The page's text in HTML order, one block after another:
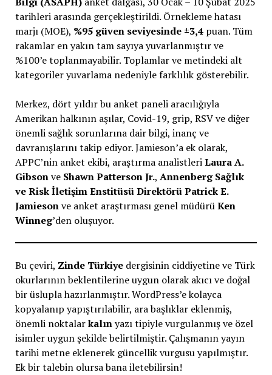
tarihleri arasında gerçekleştirildi. Örnekleme hatası
marjı (MOE), %95 güven seviyesinde ±3,4puan. Tüm
rakamlar en yakın tam sayıya yuvarlanmıştır ve
%100’e toplanmayabilir. Toplamlar ve metindeki alt
kategoriler yuvarlama nedeniyle farklılık gösterebilir.
Merkez, dört yıldır bu anket paneli aracılığıyla
Amerikan halkının aşılar, Covid-19, grip, RSV ve diğer
önemli sağlık sorunlarına dair bilgi, inanç ve
davranışlarını takip ediyor. Jamieson’a ek olarak,
APPC’nin anket ekibi, araştırma analistleriLaura A.
Gibsonve Shawn Patterson Jr., Annenberg Sağlık
ve Risk İletişim Enstitüsü Direktörü Patrick E.
Jamiesonve anket araştırması genel müdürüKen
Winneg’den oluşuyor.
Bu çeviri, Zinde Türkiyedergisinin ciddiyetine ve Türk
okurlarının beklentilerine uygun olarak akıcı ve doğal
bir üslupla hazırlanmıştır. WordPress’e kolayca
kopyalanıp yapıştırılabilir, ara başlıklar eklenmiş,
önemli noktalarkalınyazı tipiyle vurgulanmış ve özel
isimler uygun şekilde belirtilmiştir. Çalışmanın yayın
tarihi metne eklenerek güncellik vurgusu yapılmıştır.
Ek bir talebin olursa bana iletebilirsin!